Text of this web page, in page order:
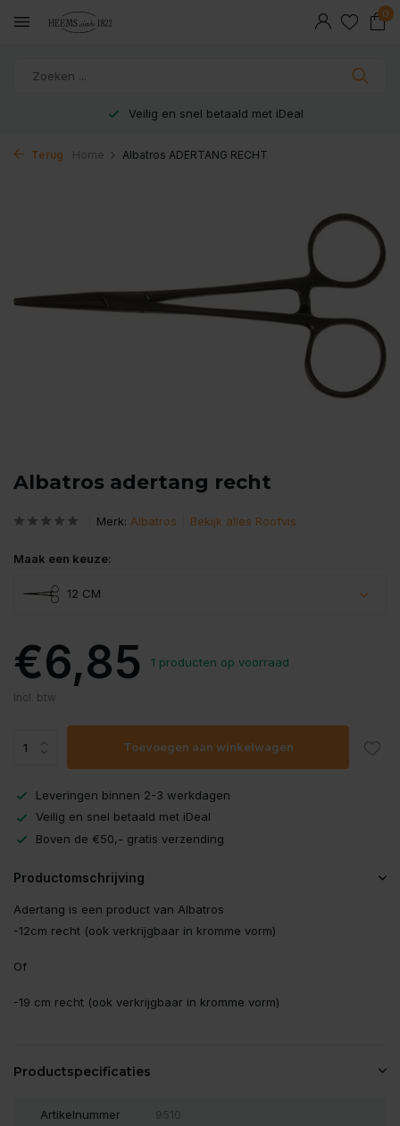
0
Veilig en snel betaald met iDeal
Terug Home Albatros ADERTANG RECHT
Albatros adertang recht
Merk: Albatros Bekijk alles Roofvis
Maak een keuze:
12 CM
€6,85 1 producten op voorraad
Incl. btw
Toevoegen aan winkelwagen
Leveringen binnen 2-3 werkdagen
Veilig en snel betaald met iDeal
Boven de €50,- gratis verzending
Productomschrijving
Adertang is een product van Albatros
-12cm recht (ook verkrijgbaar in kromme vorm)
Of
-19 cm recht (ook verkrijgbaar in kromme vorm)
Productspecificaties
Artikelnummer 9510